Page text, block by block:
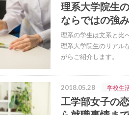
理系大学院生
ならではの強
理系の学生は文系と比
理系大学院生のリアル
がらご紹介します。
2018.05.28 学校生
工学部女子の